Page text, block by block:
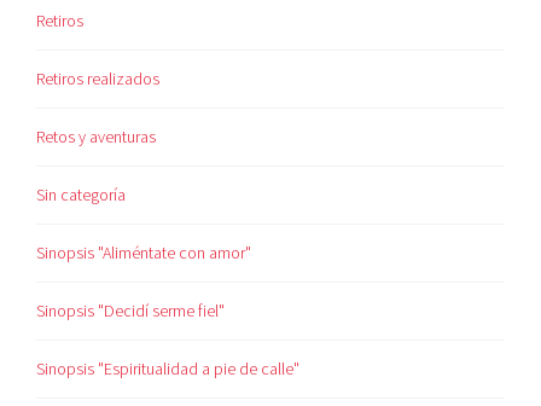
Retiros
Retiros realizados
Retos y aventuras
Sin categoría
Sinopsis "Aliméntate con amor"
Sinopsis "Decidí serme fiel"
Sinopsis "Espiritualidad a pie de calle"